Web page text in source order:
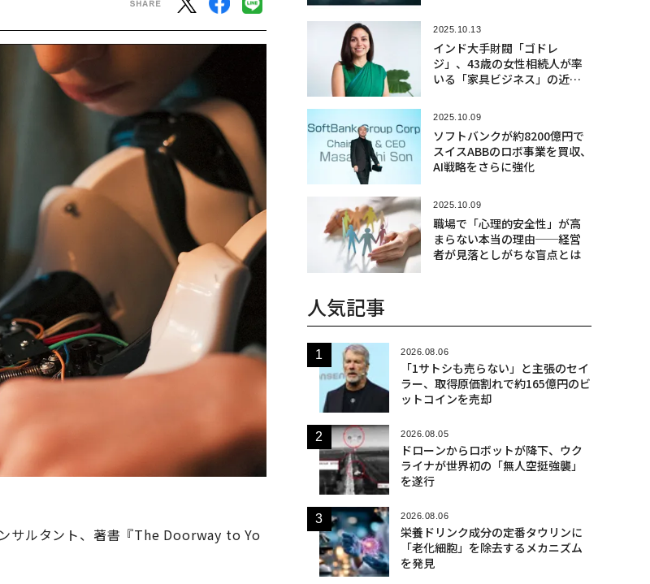
サルタント、著書『The Doorway to Yo
2025.10.13
インド大手財閥「ゴドレ
ジ」、43歳の女性相続人が率
いる「家具ビジネス」の近代
2025.10.09
ソフトバンクが約8200億円で
スイスABBのロボ事業を買収、
AI戦略をさらに強化
2025.10.09
職場で「心理的安全性」が高
まらない本当の理由──経営
者が見落としがちな盲点とは
人気記事
2026.08.06
「1サトシも売らない」と主張のセイ
ラー、取得原価割れで約165億円のビ
ットコインを売却
2026.08.05
ドローンからロボットが降下、ウク
ライナが世界初の「無人空挺強襲」
を遂行
2026.08.06
栄養ドリンク成分の定番タウリンに
「老化細胞」を除去するメカニズム
を発見